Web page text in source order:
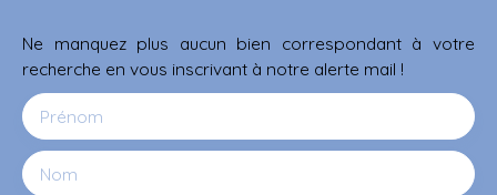
Ne manquez plus aucun bien correspondant à votre
recherche en vous inscrivant à notre alerte mail !
Prénom
Nom